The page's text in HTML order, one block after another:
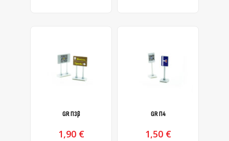
GR Π3β
1,90 €
GR Π4
1,50 €